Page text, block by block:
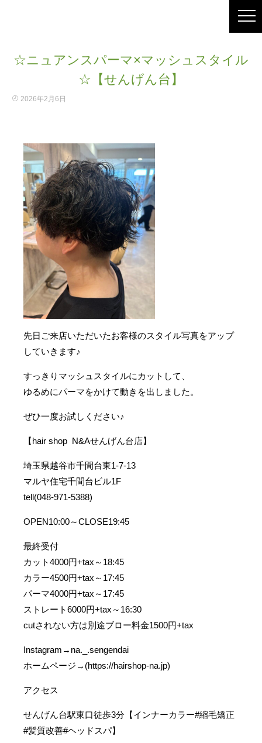
☆ニュアンスパーマ×マッシュスタイル
☆【せんげん台】
2026年2月6日
先日ご来店いただいたお客様のスタイル写真をアップ
していきます♪
すっきりマッシュスタイルにカットして、
ゆるめにパーマをかけて動きを出しました。
ぜひ一度お試しください♪
【hair shop N&Aせんげん台店】
埼玉県越谷市千間台東1-7-13
マルヤ住宅千間台ビル1F
tell(048-971-5388)
OPEN10:00～CLOSE19:45
最終受付
カット4000円+tax～18:45
カラー4500円+tax～17:45
パーマ4000円+tax～17:45
ストレート6000円+tax～16:30
cutされない方は別途ブロー料金1500円+tax
Instagram→na._.sengendai
ホームページ→(https://hairshop-na.jp)
アクセス
せんげん台駅東口徒歩3分【インナーカラー#縮毛矯正
#髪質改善#ヘッドスパ】